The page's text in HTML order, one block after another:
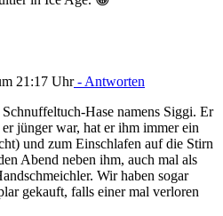
21:17 Uhr- Antworten
Hase namens Siggi. Er
jünger war, hat er ihm immer ein
und zum Einschlafen auf die Stirn
Abend neben ihm, auch mal als
Wir haben sogar
gekauft, falls einer mal verloren